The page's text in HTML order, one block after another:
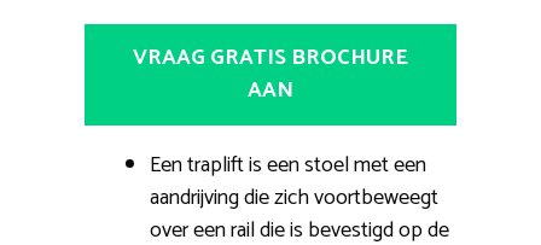
VRAAG GRATIS BROCHURE
AAN
Een traplift is een stoel met een
aandrijving die zich voortbeweegt
over een rail die is bevestigd op de